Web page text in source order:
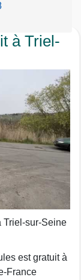
à Triel-
Triel-sur-Seine
est gratuit à
France